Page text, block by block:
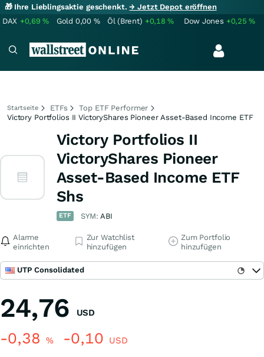
🎁 Ihre Lieblingsaktie geschenkt.→ Jetzt Depot eröffnen
DAX +0,69% Gold 0,00 % Öl (Brent) +0,18% Dow Jones +0,25%
Startseite ETFs
Top ETF Performer
Victory Portfolios II VictoryShares Pioneer Asset-Based Income ETF
Victory Portfolios II
VictoryShares Pioneer
Asset-Based Income ETF
Shs
ETF SYM:ABI
Alarme
einrichten
Zur Watchlist
hinzufügen
Zum Portfolio
hinzufügen
UTP Consolidated
24,76 USD
-0,38 % -0,10 USD